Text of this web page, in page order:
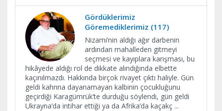
Gördüklerimiz
Göremediklerimiz (117)
Nizami’nin aldığı ağır darbenin
ardından mahalleden gitmeyi
seçmesi ve kayıplara karışması, bu
hikâyede aldığı rol de dikkate alındığında elbette
kaçınılmazdı. Hakkında birçok rivayet çıktı haliyle. Gün
geldi kahrına dayanamayan kalbinin çocukluğunu
geçirdiği Karagümrük’te durduğu söylendi, gün geldi
Ukrayna’da intihar ettiği ya da Afrika’da kaçakç ...